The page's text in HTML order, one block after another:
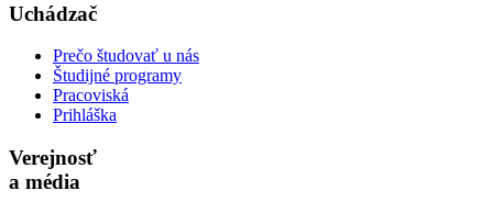
Uchádzač
Prečo študovať u nás
Študijné programy
Pracoviská
Prihláška
Verejnosť
a média